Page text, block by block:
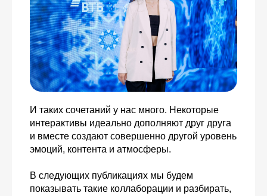
И таких сочетаний у нас много. Некоторые
интерактивы идеально дополняют друг друга
и вместе создают совершенно другой уровень
эмоций, контента и атмосферы.
В следующих публикациях мы будем
показывать такие коллаборации и разбирать,